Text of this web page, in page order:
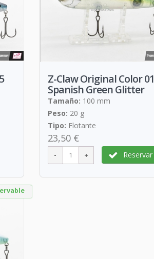
Z-Claw Original Color 01
Spanish Green Glitter
Tamaño: 100 mm
Peso: 20 g
Tipo: Flotante
23,50 €
Reservar